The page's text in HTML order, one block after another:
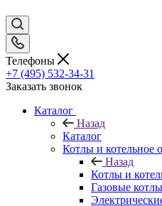
Телефоны
+7 (495) 532‑34‑31
Заказать звонок
Каталог
Назад
Каталог
Котлы и котельное
Назад
Котлы и
Газовые котлы